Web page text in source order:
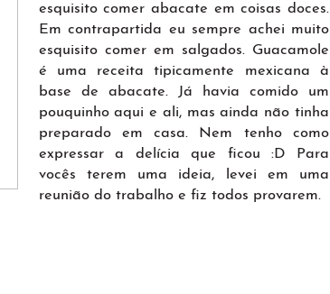
esquisito comer abacate em coisas doces.
Em contrapartida eu sempre achei muito
esquisito comer em salgados. Guacamole
é uma receita tipicamente mexicana à
base de abacate. Já havia comido um
pouquinho aqui e ali, mas ainda não tinha
preparado em casa. Nem tenho como
expressar a delícia que ficou :D Para
vocês terem uma ideia, levei em uma
reunião do trabalho e fiz todos provarem.